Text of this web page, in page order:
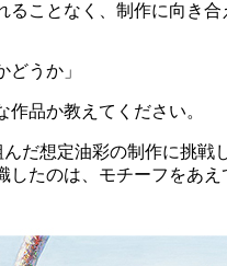
ことなく、制作に向き合
うか」
品か教えてください。
だ想定油彩の制作に挑
したのは、モチーフをあ